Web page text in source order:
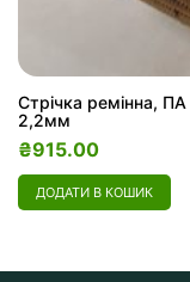
Стрічка ремінна,
2,2мм
₴915.00
ДОДАТИ В КОШИК